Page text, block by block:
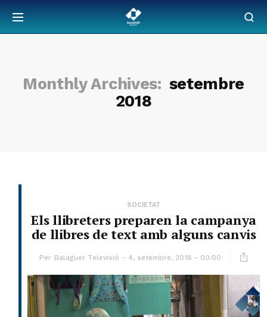
Monthly Archives: setembre
2018
SOCIETAT
Els llibreters preparen la campanya
de llibres de text amb alguns canvis
Per Balaguer Televisió 4, setembre, 2018 - 00:00